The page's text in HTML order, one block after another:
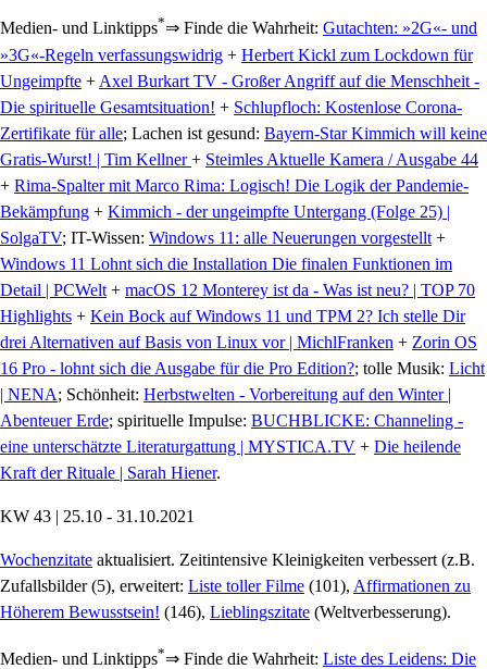
Medien- und Linktipps*⇒ Finde die Wahrheit: Gutachten: »2G«- und
»3G«-Regeln verfassungswidrig + Herbert Kickl zum Lockdown für
Ungeimpfte + Axel Burkart TV - Großer Angriff auf die Menschheit -
Die spirituelle Gesamtsituation! + Schlupfloch: Kostenlose Corona-
Zertifikate für alle; Lachen ist gesund: Bayern-Star Kimmich will keine
Gratis-Wurst! | Tim Kellner+ Steimles Aktuelle Kamera / Ausgabe 44
+ Rima-Spalter mit Marco Rima: Logisch! Die Logik der Pandemie-
Bekämpfung + Kimmich - der ungeimpfte Untergang (Folge 25) |
SolgaTV; IT-Wissen: Windows 11: alle Neuerungen vorgestellt +
Windows 11 Lohnt sich die Installation Die finalen Funktionen im
Detail | PCWelt + macOS 12 Monterey ist da - Was ist neu? | TOP 70
Highlights + Kein Bock auf Windows 11 und TPM 2? Ich stelle Dir
drei Alternativen auf Basis von Linux vor | MichlFranken + Zorin OS
16 Pro - lohnt sich die Ausgabe für die Pro Edition?; tolle Musik: Licht
| NENA; Schönheit: Herbstwelten - Vorbereitung auf den Winter |
Abenteuer Erde; spirituelle Impulse: BUCHBLICKE: Channeling -
eine unterschätzte Literaturgattung | MYSTICA.TV + Die heilende
Kraft der Rituale | Sarah Hiener.
KW 43 | 25.10 - 31.10.2021
Wochenzitate aktualisiert. Zeitintensive Kleinigkeiten verbessert (z.B.
Zufallsbilder (5), erweitert: Liste toller Filme (101), Affirmationen zu
Höherem Bewusstsein! (146), Lieblingszitate (Weltverbesserung).
Medien- und Linktipps*⇒ Finde die Wahrheit: Liste des Leidens: Die